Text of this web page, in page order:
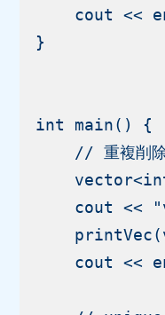
cout <<
}
int main() {
// 重複削
cout <<
cout <<